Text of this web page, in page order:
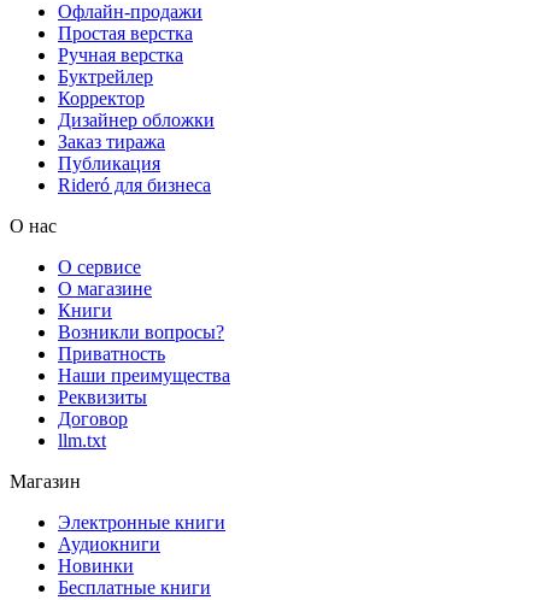
Офлайн-продажи
Простая верстка
Ручная верстка
Буктрейлер
Корректор
Дизайнер обложки
Заказ тиража
Публикация
Rideró для бизнеса
О нас
О сервисе
О магазине
Книги
Возникли вопросы?
Приватность
Наши преимущества
Реквизиты
Договор
llm.txt
Магазин
Электронные книги
Аудиокниги
Новинки
Бесплатные книги